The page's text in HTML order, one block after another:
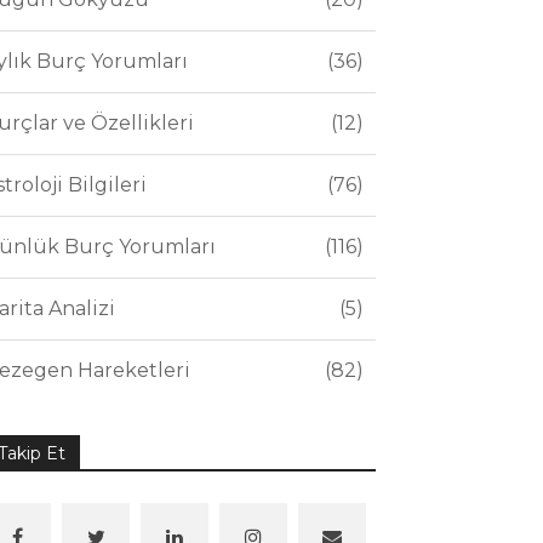
Burç Yorumları 36
ve Özellikleri 12
Bilgileri 76
Burç Yorumları 116
Analizi 5
Hareketleri 82
Et